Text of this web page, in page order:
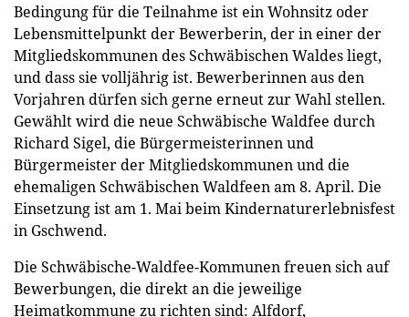
Bedingung für die Teilnahme ist ein Wohnsitz oder
Lebensmittelpunkt der Bewerberin, der in einer der
Mitgliedskommunen des Schwäbischen Waldes liegt,
und dass sie volljährig ist. Bewerberinnen aus den
Vorjahren dürfen sich gerne erneut zur Wahl stellen.
Gewählt wird die neue Schwäbische Waldfee durch
Richard Sigel, die Bürgermeisterinnen und
Bürgermeister der Mitgliedskommunen und die
ehemaligen Schwäbischen Waldfeen am 8. April. Die
Einsetzung ist am 1. Mai beim Kindernaturerlebnisfest
in Gschwend.
Die Schwäbische-Waldfee-Kommunen freuen sich auf
Bewerbungen, die direkt an die jeweilige
Heimatkommune zu richten sind: Alfdorf,